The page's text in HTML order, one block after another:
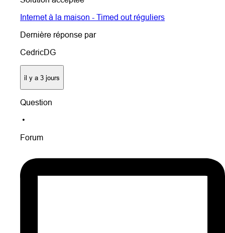
Internet à la maison - Timed out réguliers
Dernière réponse par
CedricDG
il y a 3 jours
Question
•
Forum